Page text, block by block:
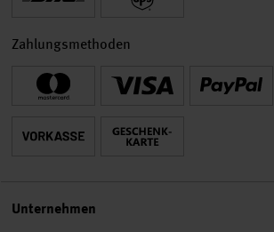
Zahlungsmethoden
Unternehmen